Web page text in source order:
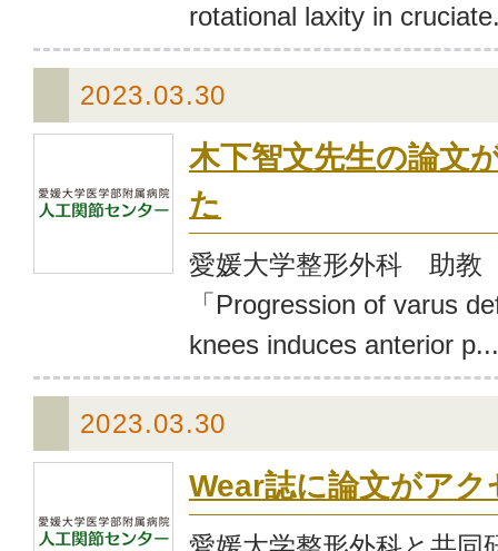
rotational laxity in
2023.03.30
木下智文先生の論文
た
愛媛大学整形外科 助
「Progression of varus
knees induces anterior p...
2023.03.30
Wear誌に論文がア